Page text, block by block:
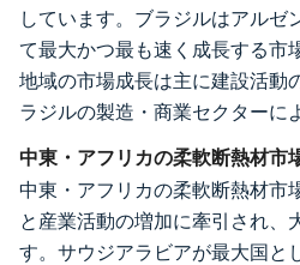
しています。ブラジルはアルゼ
て最大かつ最も速く成長する市
地域の市場成長は主に建設活動
ラジルの製造・商業セクターに
中東・アフリカの柔軟断熱材市
中東・アフリカの柔軟断熱材市
と産業活動の増加に牽引され、
す。サウジアラビアが最大国と